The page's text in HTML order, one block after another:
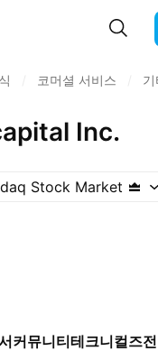
코머셜 서비스
Inc.
Stock Market
커뮤니티테크니컬즈